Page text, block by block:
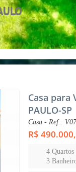
Casa para
PAULO-SP
Casa - Ref.:
R$
4 Quartos
3